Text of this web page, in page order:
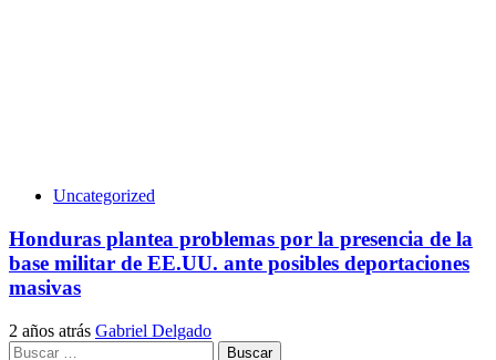
Uncategorized
Honduras plantea problemas por la presencia de la
base militar de EE.UU. ante posibles deportaciones
masivas
2 años atrás Gabriel Delgado
Buscar: